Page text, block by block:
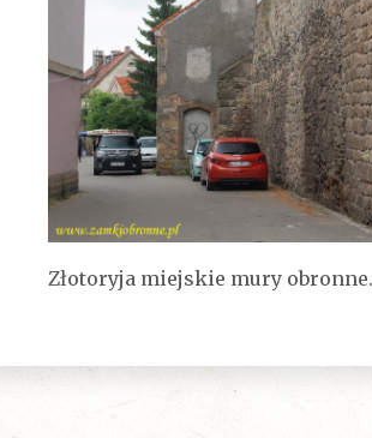
Złotoryja miejskie mury obronne.